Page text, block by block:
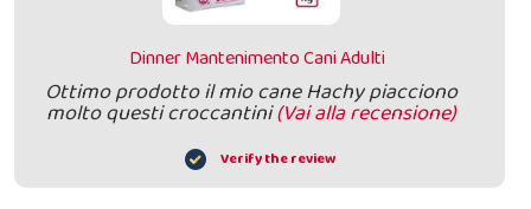
Dinner Mantenimento Cani Adulti
Ottimo prodotto il mio cane Hachy piacciono
molto questi croccantini(Vai alla recensione)
Verify the review